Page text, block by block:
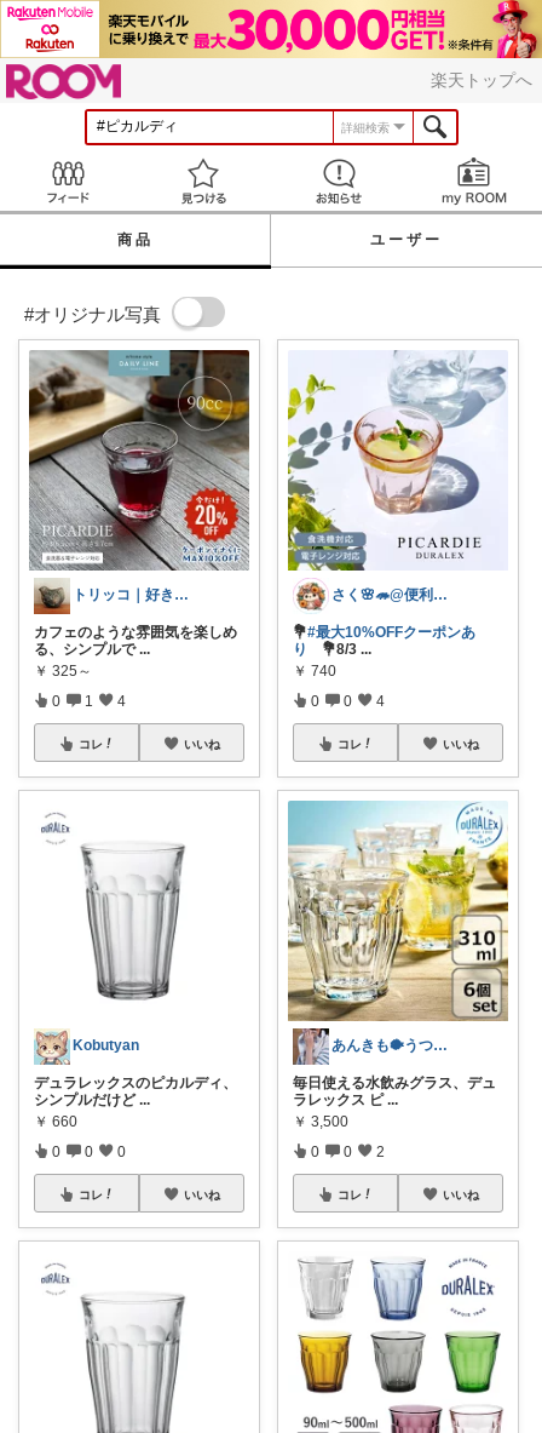
楽天トップへ
詳細検索
見つける お知らせ
商品 ユーザー
#オリジナル写真
トリッコ｜好きな雑貨・インテリア
カフェのような雰囲気を楽しめ
る、シンプルで ...
￥ 325～
0 1 4
コレ いいね
Kobutyan
デュラレックスのピカルディ、
シンプルだけど ...
￥ 660
0 0 0
コレ いいね
さく🌸🦔@便利でかわいいを探す旅
💐#最大10%OFFクーポンあ
り
💐8/3 ...
￥ 740
0 0 4
コレ いいね
あんきも🐡うつわ好き/10日購入感謝
毎日使える水飲みグラス、デュ
ラレックス ピ ...
￥ 3,500
0 0 2
コレ いいね